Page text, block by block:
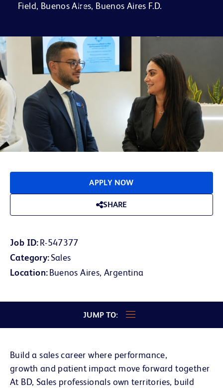
Field, Buenos Aires, Buenos Aires F.D.
APPLY NOW
SHARE
Job ID R-547377
Category Sales
Location Buenos Aires, Argentina
JUMP TO:
Build a sales career where performance,
growth and patient impact move forward together
At BD, Sales professionals own territories, build